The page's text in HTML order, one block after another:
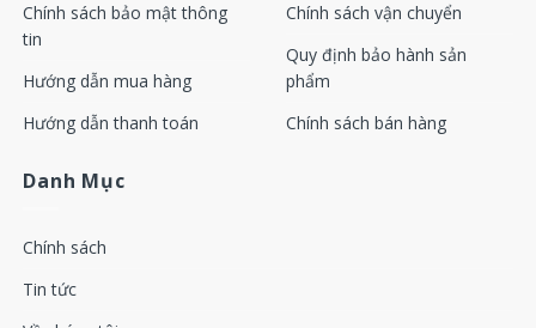
Cảm biến máy nén khí Atlas copco 1089057573
Cảm biến máy nén khí Atlas copco 1089057530
Cảm biến máy nén khí Atlas copco 1089065903
Cảm biến máy nén khí Atlas copco 1089057529
Cảm biến máy nén khí Atlas copco 1089057401
Cảm biến máy nén khí Atlas copco 1089057503
Chính sách bảo mật thông
tin
Hướng dẫn mua hàng
Hướng dẫn thanh toán
Chính sách vận chuyển
Quy định bảo hành sản
phẩm
Chính sách bán hàng
Danh Mục
Chính sách
Tin tức